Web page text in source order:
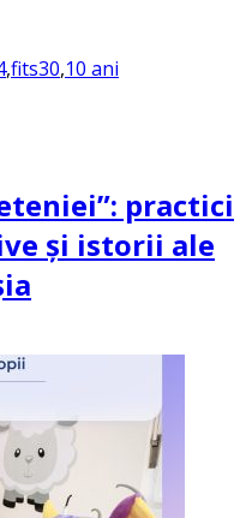
,fits30,10 ani
practici
și istorii ale